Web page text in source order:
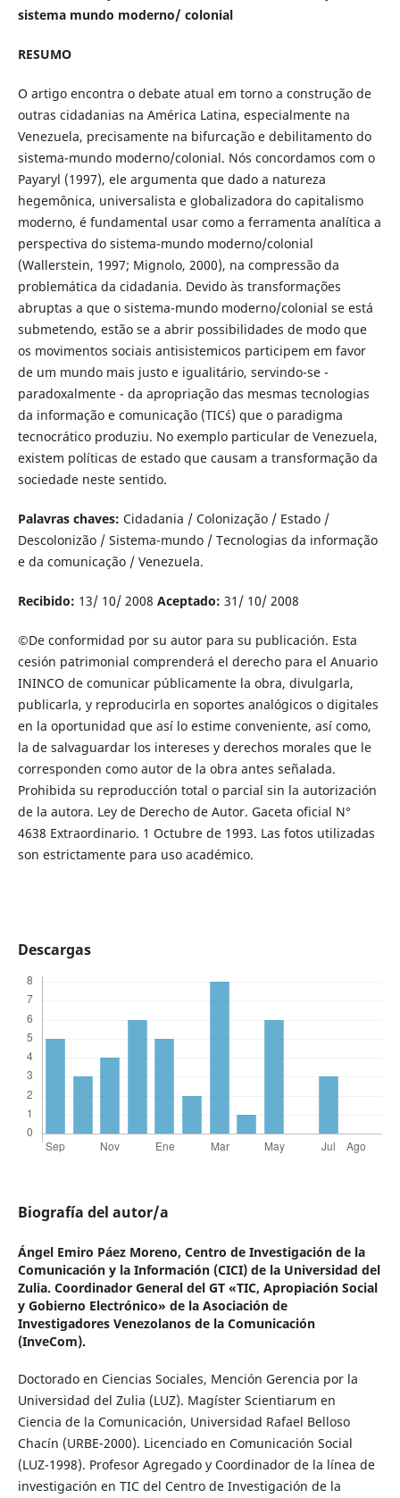
sistema mundo moderno/ colonial
RESUMO
O artigo encontra o debate atual em torno a construção de
outras cidadanias na América Latina, especialmente na
Venezuela, precisamente na bifurcação e debilitamento do
sistema-mundo moderno/colonial. Nós concordamos com o
Payaryl (1997), ele argumenta que dado a natureza
hegemônica, universalista e globalizadora do capitalismo
moderno, é fundamental usar como a ferramenta analítica a
perspectiva do sistema-mundo moderno/colonial
(Wallerstein, 1997; Mignolo, 2000), na compressão da
problemática da cidadania. Devido às transformações
abruptas a que o sistema-mundo moderno/colonial se está
submetendo, estão se a abrir possibilidades de modo que
os movimentos sociais antisistemicos participem em favor
de um mundo mais justo e igualitário, servindo-se -
paradoxalmente - da apropriação das mesmas tecnologias
da informação e comunicação (TIC´s) que o paradigma
tecnocrático produziu. No exemplo particular de Venezuela,
existem políticas de estado que causam a transformação da
sociedade neste sentido.
Palavras chaves: Cidadania / Colonização / Estado /
Descolonizão / Sistema-mundo / Tecnologias da informação
e da comunicação / Venezuela.
Recibido: 13/ 10/ 2008 Aceptado: 31/ 10/ 2008
©De conformidad por su autor para su publicación. Esta
cesión patrimonial comprenderá el derecho para el Anuario
ININCO de comunicar públicamente la obra, divulgarla,
publicarla, y reproducirla en soportes analógicos o digitales
en la oportunidad que así lo estime conveniente, así como,
la de salvaguardar los intereses y derechos morales que le
corresponden como autor de la obra antes señalada.
Prohibida su reproducción total o parcial sin la autorización
de la autora. Ley de Derecho de Autor. Gaceta oficial N°
4638 Extraordinario. 1 Octubre de 1993. Las fotos utilizadas
son estrictamente para uso académico.
Descargas
Biografía del autor/a
Ángel Emiro Páez Moreno, Centro de Investigación de la
Comunicación y la Información (CICI) de la Universidad del
Zulia. Coordinador General del GT «TIC, Apropiación Social
y Gobierno Electrónico» de la Asociación de
Investigadores Venezolanos de la Comunicación
(InveCom).
Doctorado en Ciencias Sociales, Mención Gerencia por la
Universidad del Zulia (LUZ). Magíster Scientiarum en
Ciencia de la Comunicación, Universidad Rafael Belloso
Chacín (URBE-2000). Licenciado en Comunicación Social
(LUZ-1998). Profesor Agregado y Coordinador de la línea de
investigación en TIC del Centro de Investigación de la